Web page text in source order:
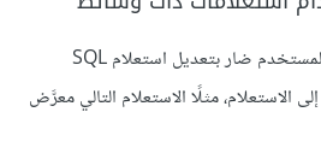
حقن SQL هو هجوم يسمح لمستخدم ضار بتعديل استعلام SQL
الاستعلام، مثلًا الاستعلام التالي معرَّض